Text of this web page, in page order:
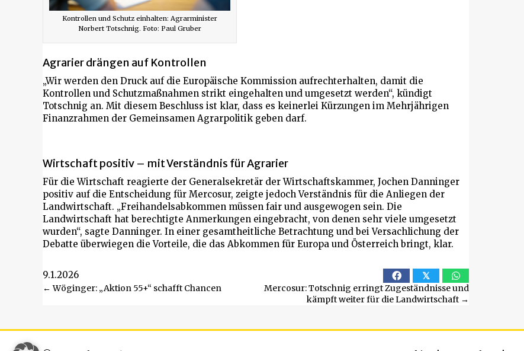
Kontrollen und Schutz einhalten: Agrarminister
Norbert Totschnig. Foto: Paul Gruber
Agrarier drängen auf Kontrollen
„Wir werden den Druck auf die Europäische Kommission aufrechterhalten, damit die
Kontrollen und Schutzmaßnahmen strikt eingehalten und umgesetzt werden“, kündigt
Totschnig an. Mit diesem Beschluss ist klar, dass es keinerlei Kürzungen im Mehrjährigen
Finanzrahmen der Gemeinsamen Agrarpolitik geben darf.
Wirtschaft positiv – mit Verständnis für Agrarier
Für die Wirtschaft reagierte der Generalsekretär der Wirtschaftskammer, Jochen Danninger
positiv auf die Entscheidung für Mercosur, zeigte jedoch Verständnis für die Anliegen der
Landwirtschaft. „Freihandelsabkommen müssen fair und ausgewogen sein. Die
Landwirtschaft hat berechtigte Anmerkungen eingebracht, von denen sehr viele umgesetzt
wurden“, sagte Danninger. In einer gesamtheitliche Betrachtung und bei Versachlichung der
Debatte überwiegen die Vorteile, die das Abkommen für Europa und Österreich bringt, klar.
9.1.2026 𝕏
Beitragsnavigation
← Wöginger: „Aktion 55+“ schafft Chancen
Mercosur: Totschnig erringt Zugeständnisse und
kämpft weiter für die Landwirtschaft →